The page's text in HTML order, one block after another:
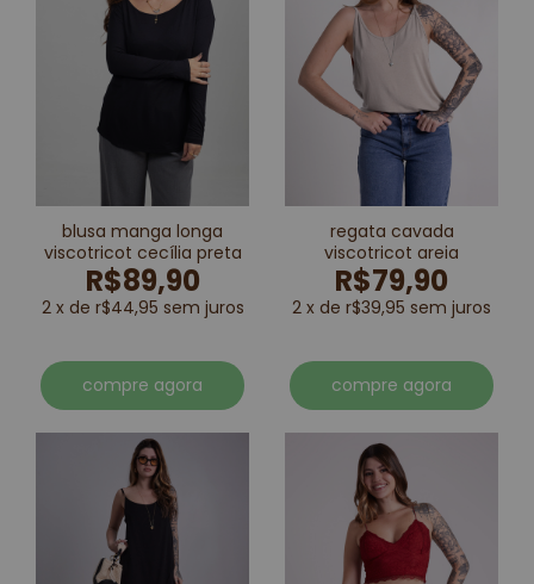
blusa manga longa
viscotricot cecília preta
R$89,90
2 x de r$44,95 sem juros
compre agora
regata cavada
viscotricot areia
R$79,90
2 x de r$39,95 sem juros
compre agora